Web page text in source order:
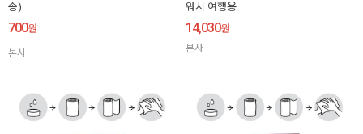
송)
700원
본사
워시 여행용
14,030원
본사